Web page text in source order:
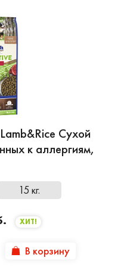
Сухой
к аллергиям,
15 кг.
ХИТ!
В корзину